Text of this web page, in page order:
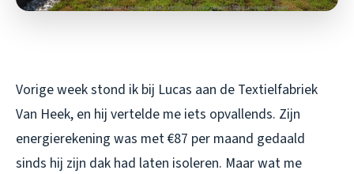
Vorige week stond ik bij Lucas aan de Textielfabriek
Van Heek, en hij vertelde me iets opvallends. Zijn
energierekening was met €87 per maand gedaald
sinds hij zijn dak had laten isoleren. Maar wat me